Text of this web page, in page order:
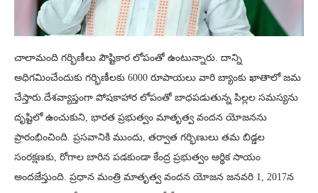
చాలామంది గర్భిణీలు పౌష్టికార లోపంతో ఉంటున్నారు. దాన్ని
అధిగమించేందుకు గర్భిణీలకు 6000 రూపాయలు వారి బ్యాంకు ఖాతాలో జమ
చేస్తారు.దేశవ్యాప్తంగా పోషకాహార లోపంతో బాధపడుతున్న పిల్లల సమస్యను
దృష్టిలో ఉంచుకుని, భారత ప్రభుత్వం మాతృత్వ వందన యోజనను
ప్రారంభించింది. ప్రసవానికి ముందు, తర్వాత గర్భిణులు తమ బిడ్డల
సంరక్షణకు, రోగాల బారిన పడకుండా కేంద్ర ప్రభుత్వం ఆర్థిక సాయం
అందజేస్తుంది. ప్రధాన మంత్రి మాతృత్వ వందన యోజన జనవరి 1, 2017న